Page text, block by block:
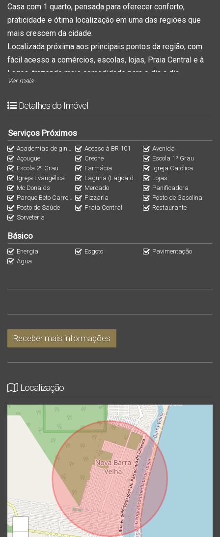
Casa com 1 quarto, pensada para oferecer conforto,
praticidade e ótima localização em uma das regiões que
mais crescem da cidade.
Localizada próxima aos principais pontos da região, com
fácil acesso a comércios, escolas, lojas, Praia Central e à
Lagoa, trazendo mais comodidade para o dia a dia.
Ideal para quem busca morar bem em um bairro em
constante valorização e desenvolvimento.
Estacionamento
Acabamento impecável
Bairro em crescimento
Próximo ao comércio e serviços essenciais
Fácil acesso à Praia Central e Lagoa
Excelente oportunidade de locação
Entre em contato para mais informações e agende sua
visita.
Ver mais...
Detalhes do Imóvel
Serviços Próximos
Academias de ginástica Acesso à BR 101
Avenida
Açougue
Creche
Escola 1º Grau
Escola 2º Grau
Farmácia
Igreja Católica
Igreja Evangélica
Laguna (Lagoa de Barra Velha)
Lojas
Mc Donalds
Mercado
Panificadora
Parque Beto Carrero World
Pizzaria
Posto de Gasolina
Posto de Saúde
Praia Central
Restaurante
Sorveteria
Básico
Energia Esgoto
Pavimentação
Água
Receber mais informações
Localização